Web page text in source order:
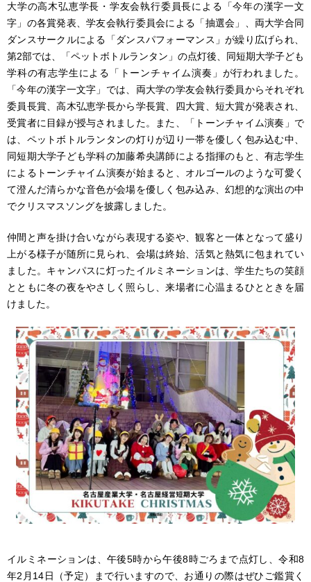
大学の高木弘恵学長・学友会執行委員長による「今年の漢字一文
字」の各賞発表、学友会執行委員会による「抽選会」、両大学合同
ダンスサークルによる「ダンスパフォーマンス」が繰り広げられ、
第2部では、「ペットボトルランタン」の点灯後、同短期大学子ども
学科の有志学生による「トーンチャイム演奏」が行われました。
「今年の漢字一文字」では、両大学の学友会執行委員からそれぞれ
委員長賞、高木弘恵学長から学長賞、四大賞、短大賞が発表され、
受賞者に目録が授与されました。また、「トーンチャイム演奏」で
は、ペットボトルランタンの灯りが辺り一帯を優しく包み込む中、
同短期大学子ども学科の加藤希央講師による指揮のもと、有志学生
によるトーンチャイム演奏が始まると、オルゴールのような可愛く
て澄んだ清らかな音色が会場を優しく包み込み、幻想的な演出の中
でクリスマスソングを披露しました。
仲間と声を掛け合いながら表現する姿や、観客と一体となって盛り
上がる様子が随所に見られ、会場は終始、活気と熱気に包まれてい
ました。キャンパスに灯ったイルミネーションは、学生たちの笑顔
とともに冬の夜をやさしく照らし、来場者に心温まるひとときを届
けました。
イルミネーションは、午後5時から午後8時ごろまで点灯し、令和8
年2月14日（予定）まで行いますので、お通りの際はぜひご鑑賞く